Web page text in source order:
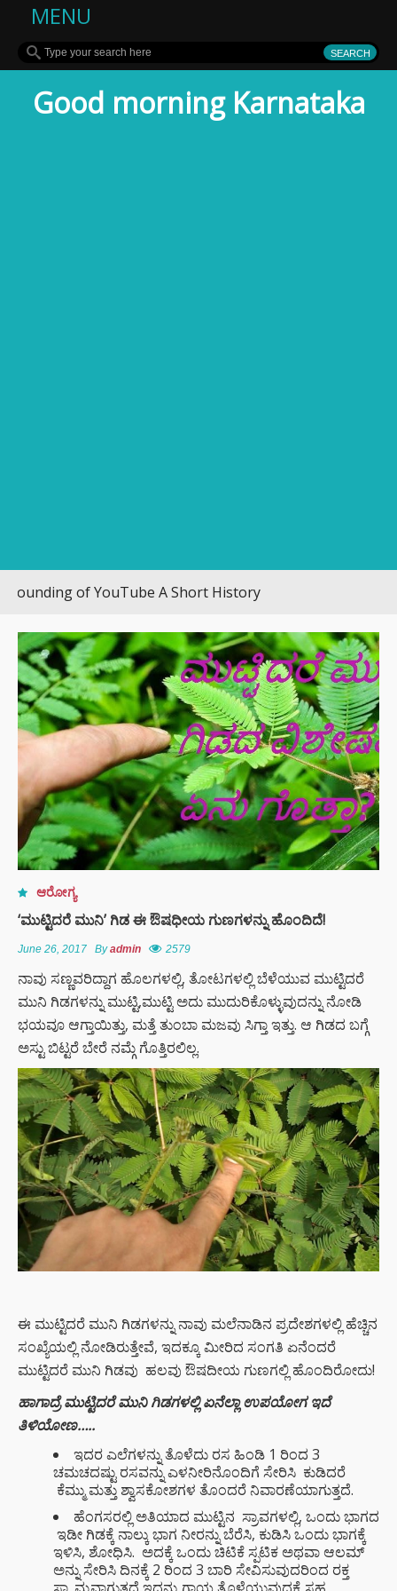
MENU
Good morning Karnataka
of YouTube A Short History
ಆರೋಗ್ಯ
‘ಮುಟ್ಟಿದರೆ ಮುನಿ’ ಗಿಡ ಈ ಔಷಧೀಯ ಗುಣಗಳನ್ನು ಹೊಂದಿದೆ!
June 26, 2017 Byadmin 2579
ನಾವು ಸಣ್ಣವರಿದ್ದಾಗ ಹೊಲಗಳಲ್ಲಿ, ತೋಟಗಳಲ್ಲಿ ಬೆಳೆಯುವ ಮುಟ್ಟಿದರೆ
ಮುನಿ ಗಿಡಗಳನ್ನು ಮುಟ್ಟಿ,ಮುಟ್ಟಿ ಅದು ಮುದುರಿಕೊಳ್ಳುವುದನ್ನು ನೋಡಿ
ಭಯವೂ ಆಗ್ತಾಯಿತ್ತು, ಮತ್ತೆ ತುಂಬಾ ಮಜವು ಸಿಗ್ತಾ ಇತ್ತು. ಆ ಗಿಡದ ಬಗ್ಗೆ
ಅಸ್ಟು ಬಿಟ್ಟರೆ ಬೇರೆ ನಮ್ಗೆ ಗೊತ್ತಿರಲಿಲ್ಲ.
ಈ ಮುಟ್ಟಿದರೆ ಮುನಿ ಗಿಡಗಳನ್ನು ನಾವು ಮಲೆನಾಡಿನ ಪ್ರದೇಶಗಳಲ್ಲಿ ಹೆಚ್ಚಿನ
ಸಂಖ್ಯೆಯಲ್ಲಿ ನೋಡಿರುತ್ತೇವೆ, ಇದಕ್ಕೂ ಮೀರಿದ ಸಂಗತಿ ಏನೆಂದರೆ
ಮುಟ್ಟಿದರೆ ಮುನಿ ಗಿಡವು ಹಲವು ಔಷದೀಯ ಗುಣಗಲ್ಲಿ ಹೊಂದಿರೋದು!
ಹಾಗಾದ್ರೆ ಮುಟ್ಟಿದರೆ ಮುನಿ ಗಿಡಗಳಲ್ಲಿ ಏನೆಲ್ಲಾ ಉಪಯೋಗ ಇದೆ
ತಿಳಿಯೋಣ…..
ಇದರ ಎಲೆಗಳನ್ನು ತೊಳೆದು ರಸ ಹಿಂಡಿ 1 ರಿಂದ 3
ಚಮಚದಷ್ಟು ರಸವನ್ನು ಎಳನೀರಿನೊಂದಿಗೆ ಸೇರಿಸಿ ಕುಡಿದರೆ
ಕೆಮ್ಮು ಮತ್ತು ಶ್ವಾಸಕೋಶಗಳ ತೊಂದರೆ ನಿವಾರಣೆಯಾಗುತ್ತದೆ.
ಹೆಂಗಸರಲ್ಲಿ ಅತಿಯಾದ ಮುಟ್ಟಿನ ಸ್ರಾವಗಳಲ್ಲಿ, ಒಂದು ಭಾಗದ
ಇಡೀ ಗಿಡಕ್ಕೆ ನಾಲ್ಕು ಭಾಗ ನೀರನ್ನು ಬೆರೆಸಿ, ಕುಡಿಸಿ ಒಂದು ಭಾಗಕ್ಕೆ
ಇಳಿಸಿ, ಶೋಧಿಸಿ. ಅದಕ್ಕೆ ಒಂದು ಚಿಟಿಕೆ ಸ್ಪಟಿಕ ಅಥವಾ ಆಲಮ್
ಅನ್ನು ಸೇರಿಸಿ ದಿನಕ್ಕೆ 2 ರಿಂದ 3 ಬಾರಿ ಸೇವಿಸುವುದರಿಂದ ರಕ್ತ